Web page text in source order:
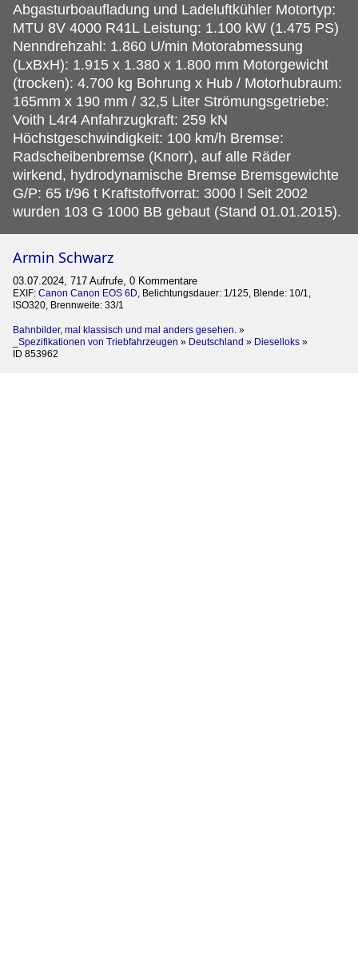
Abgasturboaufladung und Ladeluftkühler Motortyp:
MTU 8V 4000 R41L Leistung: 1.100 kW (1.475 PS)
Nenndrehzahl: 1.860 U/min Motorabmessung
(LxBxH): 1.915 x 1.380 x 1.800 mm Motorgewicht
(trocken): 4.700 kg Bohrung x Hub / Motorhubraum:
165mm x 190 mm / 32,5 Liter Strömungsgetriebe:
Voith L4r4 Anfahrzugkraft: 259 kN
Höchstgeschwindigkeit: 100 km/h Bremse:
Radscheibenbremse (Knorr), auf alle Räder
wirkend, hydrodynamische Bremse Bremsgewichte
G/P: 65 t/96 t Kraftstoffvorrat: 3000 l Seit 2002
wurden 103 G 1000 BB gebaut (Stand 01.01.2015).
Armin Schwarz
03.07.2024, 717 Aufrufe, 0 Kommentare
EXIF: Canon Canon EOS 6D, Belichtungsdauer: 1/125, Blende: 10/1,
ISO320, Brennweite: 33/1
Bahnbilder, mal klassisch und mal anders gesehen. »
_Spezifikationen von Triebfahrzeugen » Deutschland » Dieselloks »
ID 853962